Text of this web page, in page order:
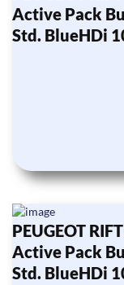
Active Pack
Std. BlueHDi
PEUGEOT
Active Pack
Std. BlueHDi